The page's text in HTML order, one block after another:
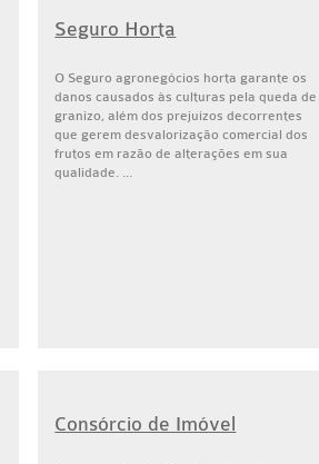
Seguro Horta
O Seguro agronegócios horta garante os
danos causados às culturas pela queda de
granizo, além dos prejuízos decorrentes
que gerem desvalorização comercial dos
frutos em razão de alterações em sua
qualidade. ...
Consórcio de Imóvel